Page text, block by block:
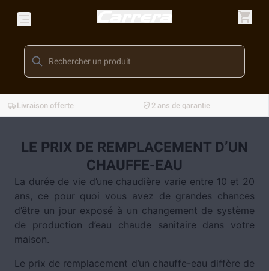
Livraison offerte 2 ans de garantie
LE PRIX DE REMPLACEMENT D’UN
CHAUFFE-EAU
La durée de vie d’une chaudière varie entre 10 et 20
ans, ce pour quoi vous avez de grandes chances
d’être un jour exposé à un changement de système
de production d’eau chaude sanitaire dans votre
maison.
Le prix de remplacement d’un chauffe-eau diffère de